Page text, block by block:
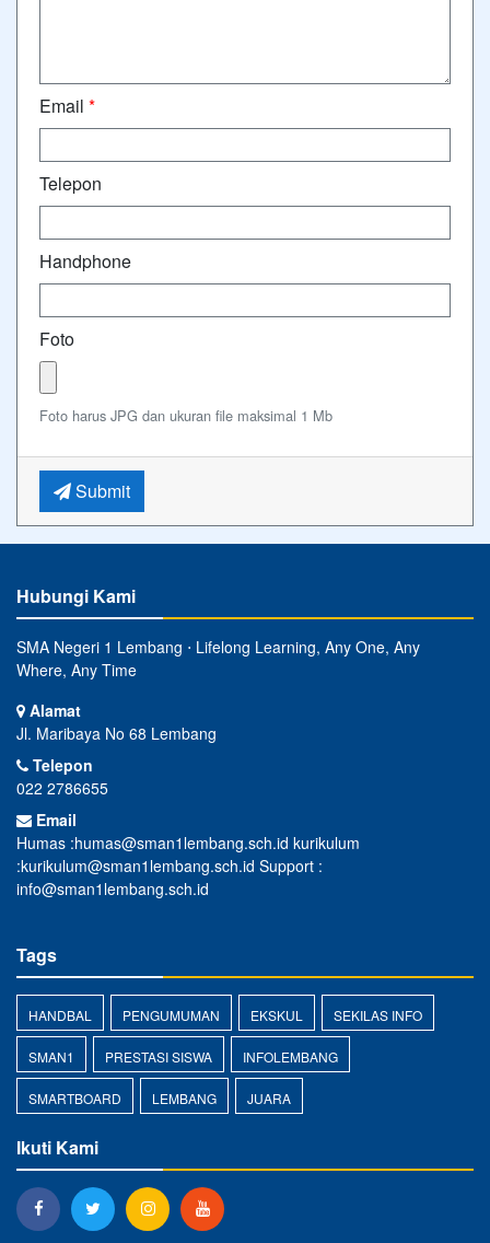
Email *
Telepon
Handphone
Foto
Foto harus JPG dan ukuran file maksimal 1 Mb
Submit
Hubungi Kami
SMA Negeri 1 Lembang ⋅ Lifelong Learning, Any One, Any
Where, Any Time
Alamat
Jl. Maribaya No 68 Lembang
Telepon
022 2786655
Email
Humas :humas@sman1lembang.sch.id kurikulum
:kurikulum@sman1lembang.sch.id Support :
info@sman1lembang.sch.id
Tags
HANDBAL PENGUMUMAN EKSKUL SEKILAS INFO
SMAN1 PRESTASI SISWA INFOLEMBANG
SMARTBOARD LEMBANG JUARA
Ikuti Kami